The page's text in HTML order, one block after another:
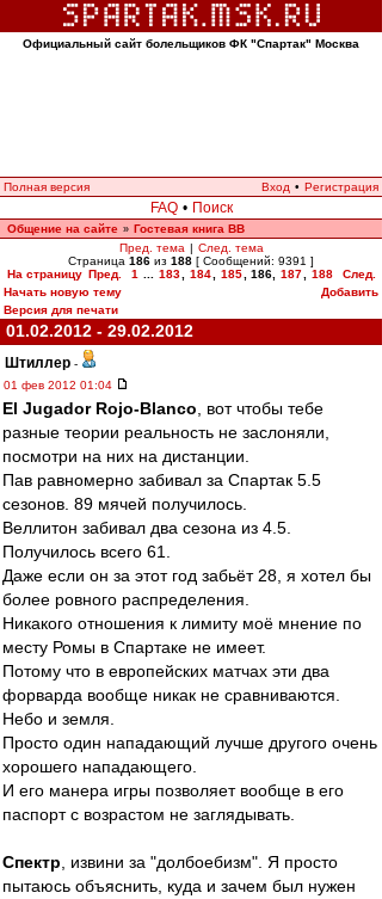
Официальный сайт болельщиков ФК "Спартак" Москва
Полная версия Вход • Регистрация
FAQ • Поиск
Общение на сайте » Гостевая книга ВВ
Пред. тема | След. тема
Страница 186 из 188 [ Сообщений: 9391 ]
На страницу Пред. 1 183 184 185 186, 187 188
След.
Начать новую тему
Добавить
Версия для печати
01.02.2012 - 29.02.2012
Штиллер -
01 фев 2012 01:04
El Jugador Rojo-Blanco , вот чтобы тебе
разные теории реальность не заслоняли,
посмотри на них на дистанции.
Пав равномерно забивал за Спартак 5.5
сезонов. 89 мячей получилось.
Веллитон забивал два сезона из 4.5.
Получилось всего 61.
Даже если он за этот год забьёт 28, я хотел бы
более ровного распределения.
Никакого отношения к лимиту моё мнение по
месту Ромы в Спартаке не имеет.
Потому что в европейских матчах эти два
форварда вообще никак не сравниваются.
Небо и земля.
Просто один нападающий лучше другого очень
хорошего нападающего.
И его манера игры позволяет вообще в его
паспорт с возрастом не заглядывать.
Спектр , извини за "долбоебизм". Я просто
пытаюсь объяснить, куда и зачем был нужен